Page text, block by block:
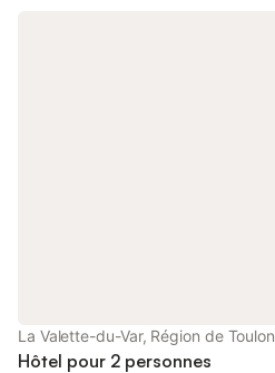
La Valette-du-Var, Région de Toulon
Hôtel pour 2 personnes